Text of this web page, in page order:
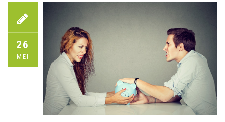
26
MEI